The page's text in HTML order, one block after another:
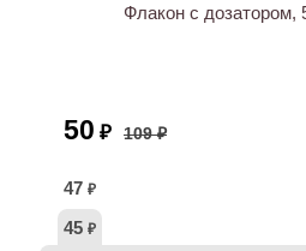
Флакон с дозатором,
50 ₽ 109 ₽
47 ₽
45 ₽